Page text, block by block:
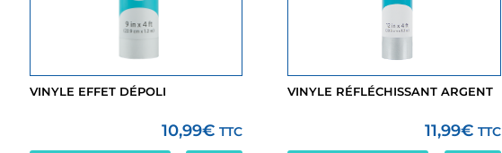
VINYLE EFFET DÉPOLI
10,99€ TTC
VINYLE RÉFLÉCHISSANT ARGENT
11,99€ TTC